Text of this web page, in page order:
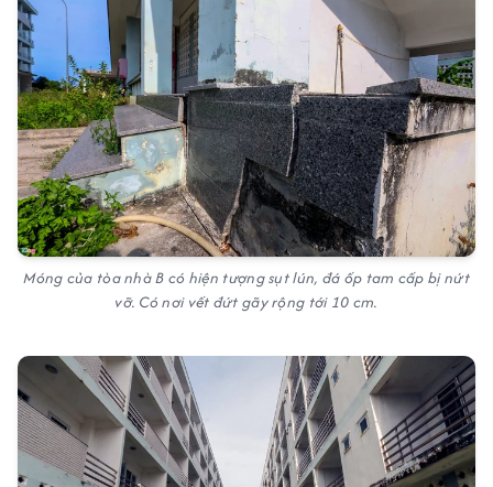
Móng của tòa nhà B có hiện tượng sụt lún, đá ốp tam cấp bị nứt
vỡ. Có nơi vết đứt gãy rộng tới 10 cm.